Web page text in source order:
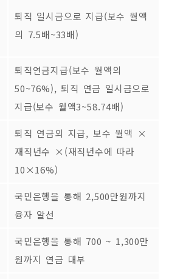
퇴직 일시금으로 지급(보수 월액
의 7.5배~33배)
퇴직연금지급(보수 월액의
50~76%), 퇴직 연금 일시금으로
지급(보수 월액3~58.74배)
퇴직 연금외 지급, 보수 월액 ×
재직년수 ×(재직년수에 따라
10×16%)
국민은행을 통해 2,500만원까지
융자 알선
국민은행을 통해 700 ~ 1,300만
원까지 연금 대부